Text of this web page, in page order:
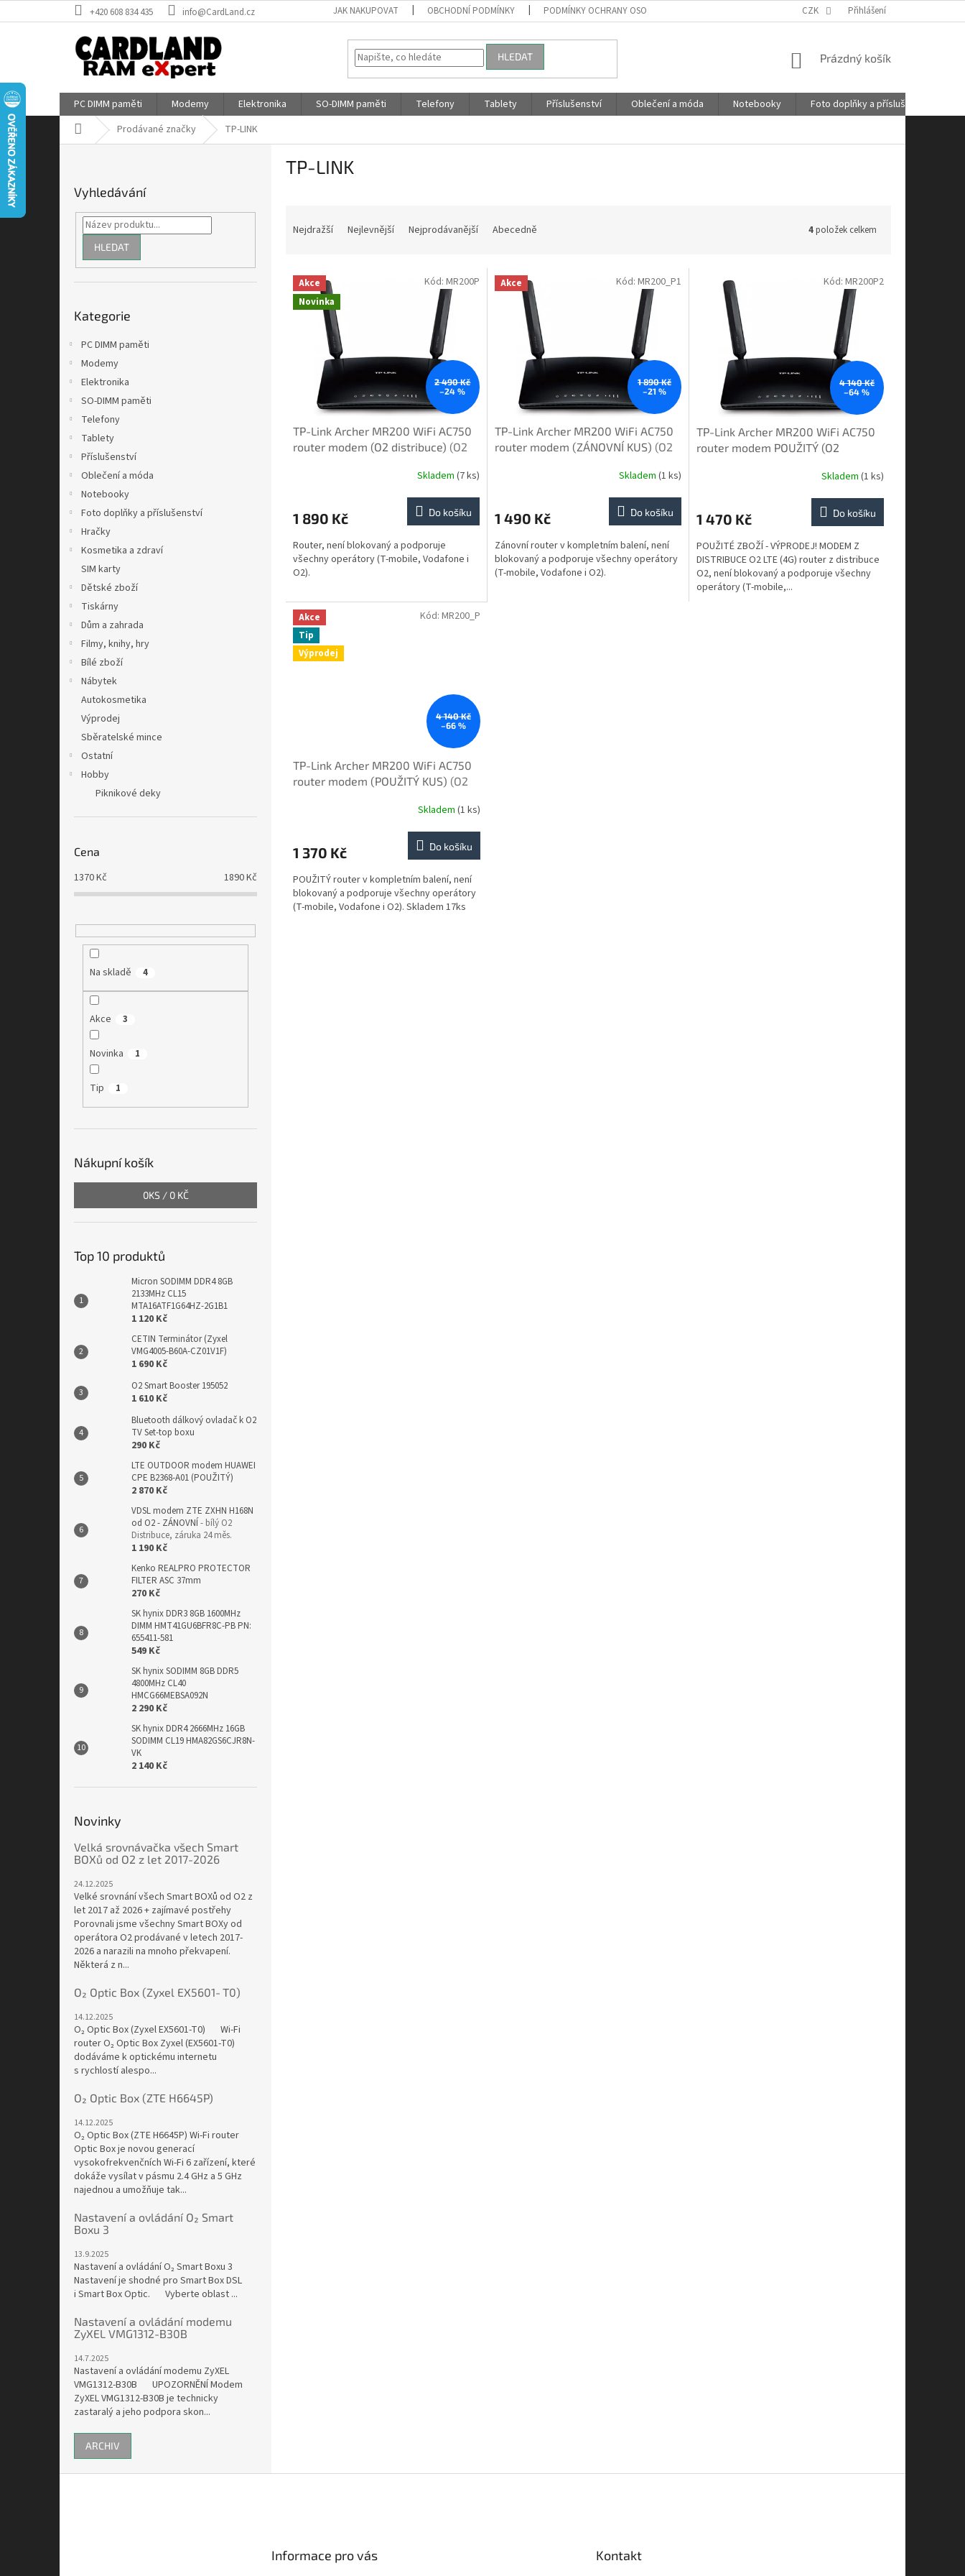
na
+420 608 834 435 info@CardLand.cz JAK NAKUPOVAT OBCHODNÍ PODMÍNKY PODMÍNKY OCHRANY OSOBNÍCH ÚDAJŮ POŠTOVNÉ KONTAKTY
CZK Přihlášení
HLEDAT
NÁKUPNÍ
Prázdný košík
PC DIMM paměti Modemy Elektronika SO-DIMM paměti Telefony Tablety Příslušenství Oblečení a móda Notebooky Foto doplňky a příslušenství
Domů Prodávané značky TP-LINK
Vyhledávání
HLEDAT
kategorie
Kategorie
PC DIMM paměti
Modemy
Elektronika
SO-DIMM paměti
Telefony
Tablety
Příslušenství
Oblečení a móda
Notebooky
Foto doplňky a příslušenství
Hračky
Kosmetika a zdraví
SIM karty
Dětské zboží
Tiskárny
Dům a zahrada
Filmy, knihy, hry
Bílé zboží
Nábytek
Autokosmetika
Výprodej
Sběratelské mince
Ostatní
Hobby
Piknikové deky
Cena
1370Kč 1890Kč
Na skladě 4
Akce 3
Novinka 1
Tip 1
Nákupní košík
0KS / 0 KČ
Top 10 produktů
Micron SODIMM DDR4 8GB
2133MHz CL15
MTA16ATF1G64HZ-2G1B1
1 120 Kč
CETIN Terminátor (Zyxel
VMG4005-B60A-CZ01V1F)
1 690 Kč
O2 Smart Booster 195052
1 610 Kč
Bluetooth dálkový ovladač k O2
TV Set-top boxu
290 Kč
LTE OUTDOOR modem HUAWEI
CPE B2368-A01 (POUŽITÝ)
2 870 Kč
VDSL modem ZTE ZXHN H168N
od O2 - ZÁNOVNÍ - bílý O2
Distribuce, záruka 24 měs.
1 190 Kč
Kenko REALPRO PROTECTOR
FILTER ASC 37mm
270 Kč
SK hynix DDR3 8GB 1600MHz
DIMM HMT41GU6BFR8C-PB PN:
655411-581
549 Kč
SK hynix SODIMM 8GB DDR5
4800MHz CL40
HMCG66MEBSA092N
2 290 Kč
SK hynix DDR4 2666MHz 16GB
SODIMM CL19 HMA82GS6CJR8N-
VK
2 140 Kč
Novinky
Velká srovnávačka všech Smart
BOXů od O2 z let 2017-2026
24.12.2025
Velké srovnání všech Smart BOXů od O2 z
let 2017 až 2026 + zajímavé postřehy
Porovnali jsme všechny Smart BOXy od
operátora O2 prodávané v letech 2017-
2026 a narazili na mnoho překvapení.
Některá z n...
O₂ Optic Box (Zyxel EX5601‑T0)
14.12.2025
O₂ Optic Box (Zyxel EX5601‑T0) Wi-Fi
router O₂ Optic Box Zyxel (EX5601-T0)
dodáváme k optickému internetu
s rychlostí alespo...
O₂ Optic Box (ZTE H6645P)
14.12.2025
O₂ Optic Box (ZTE H6645P) Wi-Fi router
Optic Box je novou generací
vysokofrekvenčních Wi-Fi 6 zařízení, které
dokáže vysílat v pásmu 2.4 GHz a 5 GHz
najednou a umožňuje tak...
Nastavení a ovládání O₂ Smart
Boxu 3
13.9.2025
Nastavení a ovládání O₂ Smart Boxu 3
Nastavení je shodné pro Smart Box DSL
i Smart Box Optic. Vyberte oblast ...
Nastavení a ovládání modemu
ZyXEL VMG1312-B30B
14.7.2025
Nastavení a ovládání modemu ZyXEL
VMG1312-B30B UPOZORNĚNÍ Modem
ZyXEL VMG1312-B30B je technicky
zastaralý a jeho podpora skon...
ARCHIV
TP-LINK
n
p
Nejdražší Nejlevnější Nejprodávanější Abecedně 4položek celkem
V
p
Akce
Novinka
2 490 Kč
–24 %
TP-Link Archer MR200 WiFi AC750
router modem (O2 distribuce) (O2
Skladem (7 ks)
1 890 Kč Do košíku
Router, není blokovaný a podporuje
všechny operátory (T-mobile, Vodafone i
O2).
Kód: MR200P Akce
1 890 Kč
–21 %
TP-Link Archer MR200 WiFi AC750
router modem (ZÁNOVNÍ KUS) (O2
Skladem (1 ks)
1 490 Kč Do košíku
Zánovní router v kompletním balení, není
blokovaný a podporuje všechny operátory
(T-mobile, Vodafone i O2).
Kód: MR200_P1
4 140 Kč
–64 %
TP-Link Archer MR200 WiFi AC750
router modem POUŽITÝ (O2
Skladem (1 ks)
1 470 Kč Do košíku
POUŽITÉ ZBOŽÍ - VÝPRODEJ! MODEM Z
DISTRIBUCE O2 LTE (4G) router z distribuce
O2, není blokovaný a podporuje všechny
operátory (T-mobile,...
Kód: MR200P2
Akce
Tip
Výprodej
4 140 Kč
–66 %
TP-Link Archer MR200 WiFi AC750
router modem (POUŽITÝ KUS) (O2
Skladem (1 ks)
1 370 Kč Do košíku
POUŽITÝ router v kompletním balení, není
blokovaný a podporuje všechny operátory
(T-mobile, Vodafone i O2). Skladem 17ks
Kód: MR200_P
Informace pro vás Kontakt